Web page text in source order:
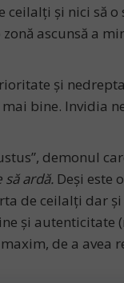
și nici să
ascunsă a
și
bine. Invidia
demonul
să ardă. Deși este
de ceilalți dar
și autenticitate
de a avea